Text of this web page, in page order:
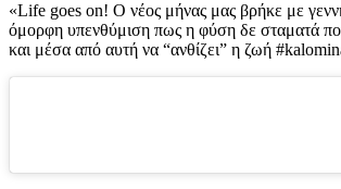
«Life goes on! Ο νέος μήνας μας βρήκε με
όμορφη υπενθύμιση πως η φύση δε σταματά
και μέσα από αυτή να “ανθίζει” η ζωή